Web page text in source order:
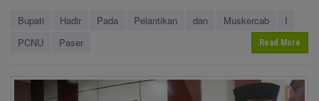
Bupati Hadir Pada Pelantikan dan Muskercab
I
PCNU
Paser Read More